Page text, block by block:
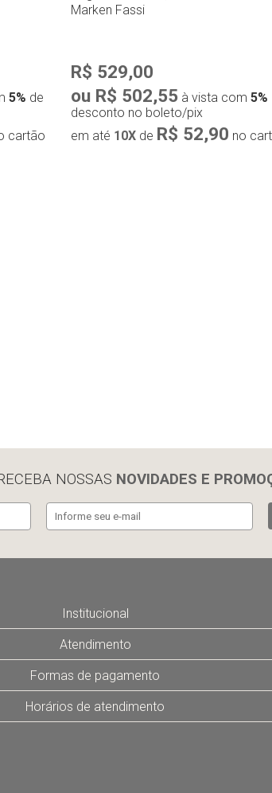
5% de
cartão
Marken Fassi
R$ 529,00
ou R$ 502,55 à vista com5%
desconto no boleto/pix
em até 10X de R$ 52,90 no
NOSSAS NOVIDADES E
Institucional
Atendimento
Formas de pagamento
Horários de atendimento